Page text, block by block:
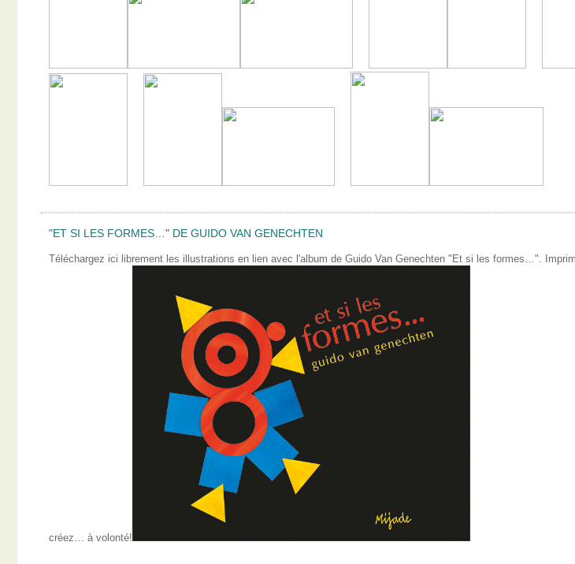
"ET SI LES FORMES…" DE GUIDO VAN GENECHTEN
Téléchargez ici librement les illustrations en lien avec l'album de Guido Van Genechten "Et si les formes…".
créez… à volonté!